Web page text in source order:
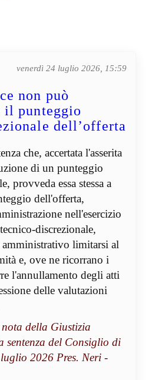
venerdì 24 luglio 2026, 15:59
non può
il punteggio
dell’offerta
che, accertata l'asserita
di un punteggio
provveda essa stessa a
dell'offerta,
nell'esercizio
discrezionale,
limitarsi al
e, ove ne ricorrano i
l'annullamento degli atti
delle valutazioni
della Giustizia
sentenza del Consiglio di
2026 Pres. Neri -